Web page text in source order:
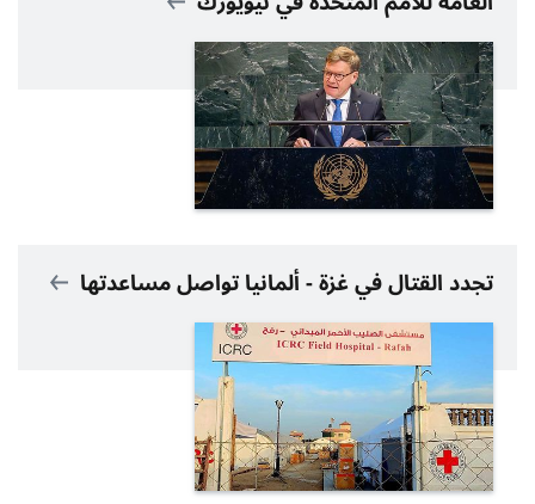
تجدد القتال في غزة - ألمانيا تواصل مساعدتها